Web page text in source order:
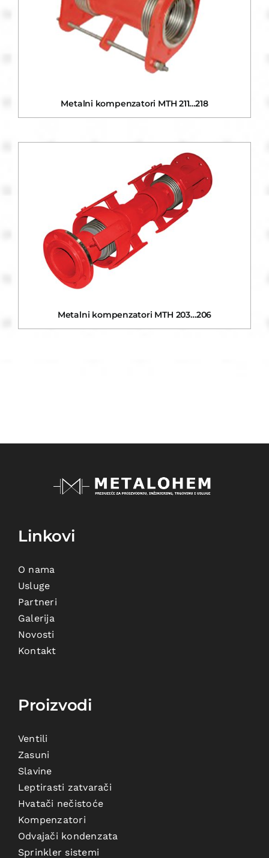
Metalni kompenzatori MTH 211…218
Metalni kompenzatori MTH 203…206
Linkovi
O nama
Usluge
Partneri
Galerija
Novosti
Kontakt
Proizvodi
Ventili
Zasuni
Slavine
Leptirasti zatvarači
Hvatači nečistoće
Kompenzatori
Odvajači kondenzata
Sprinkler sistemi